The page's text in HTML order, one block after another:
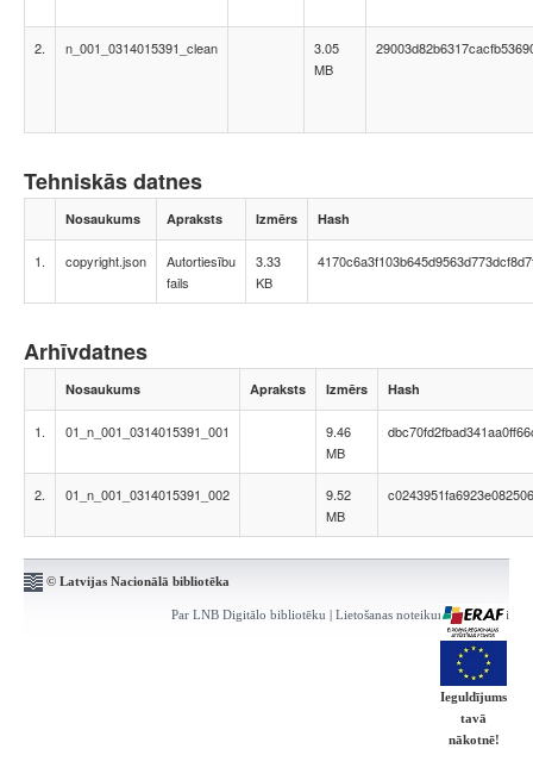
2. n_001_0314015391_clean
3.05
MB
Tehniskās datnes
Nosaukums Apraksts Izmērs Hash
1. copyright.json
Autortiesību
fails
3.33
KB
Arhīvdatnes
Nosaukums Apraksts Izmērs Hash
1. 01_n_001_0314015391_001
9.46
MB
2. 01_n_001_0314015391_002
9.52
MB
© Latvijas Nacionālā bibliotēka
Par LNB Digitālo bibliotēku | Lietošanas noteikumi | Kontakti
Ieguldījums
tavā
nākotnē!